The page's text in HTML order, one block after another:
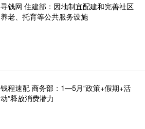
寻钱网 住建部：因地制宜配建和完善社区
养老、托育等公共服务设施
钱程速配 商务部：1—5月“政策+假期+活
动”释放消费潜力